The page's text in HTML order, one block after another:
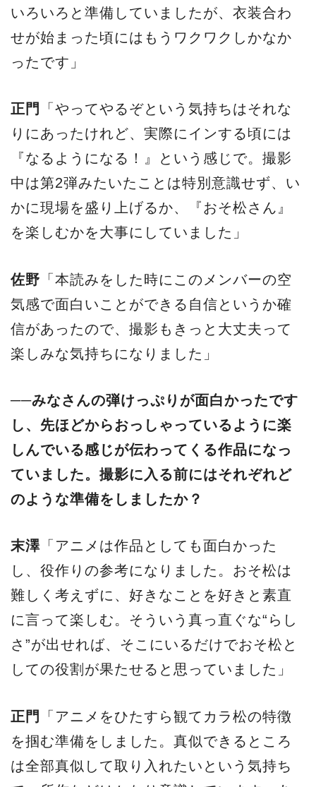
いろいろと準備していましたが、衣装合わ
せが始まった頃にはもうワクワクしかなか
ったです」
正門
「やってやるぞという気持ちはそれな
りにあったけれど、実際にインする頃には
『なるようになる！』という感じで。撮影
中は第2弾みたいたことは特別意識せず、い
かに現場を盛り上げるか、『おそ松さん』
を楽しむかを大事にしていました」
佐野 「本読みをした時にこのメンバーの空
気感で面白いことができる自信というか確
信があったので、撮影もきっと大丈夫って
楽しみな気持ちになりました」
──みなさんの弾けっぷりが面白かったです
し、先ほどからおっしゃっているように楽
しんでいる感じが伝わってくる作品になっ
ていました。撮影に入る前にはそれぞれど
のような準備をしましたか？
末澤「アニメは作品としても面白かった
し、役作りの参考になりました。おそ松は
難しく考えずに、好きなことを好きと素直
に言って楽しむ。そういう真っ直ぐな“らし
さ”が出せれば、そこにいるだけでおそ松と
しての役割が果たせると思っていました」
正門
「アニメをひたすら観てカラ松の特徴
を掴む準備をしました。真似できるところ
は全部真似して取り入れたいという気持ち